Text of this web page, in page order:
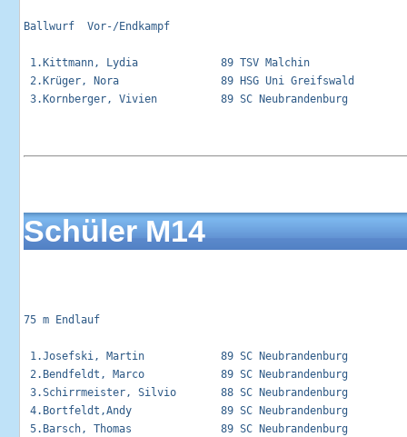
Ballwurf  Vor-/Endkampf
1.Kittmann, Lydia             89 TSV Malchin
2.Krüger, Nora                89 HSG Uni Greifswald
3.Kornberger, Vivien          89 SC Neubrandenburg
Schüler M14
75 m Endlauf
1.Josefski, Martin            89 SC Neubrandenburg
2.Bendfeldt, Marco            89 SC Neubrandenburg
3.Schirrmeister, Silvio       88 SC Neubrandenburg
4.Bortfeldt,Andy              89 SC Neubrandenburg
5.Barsch, Thomas              89 SC Neubrandenburg